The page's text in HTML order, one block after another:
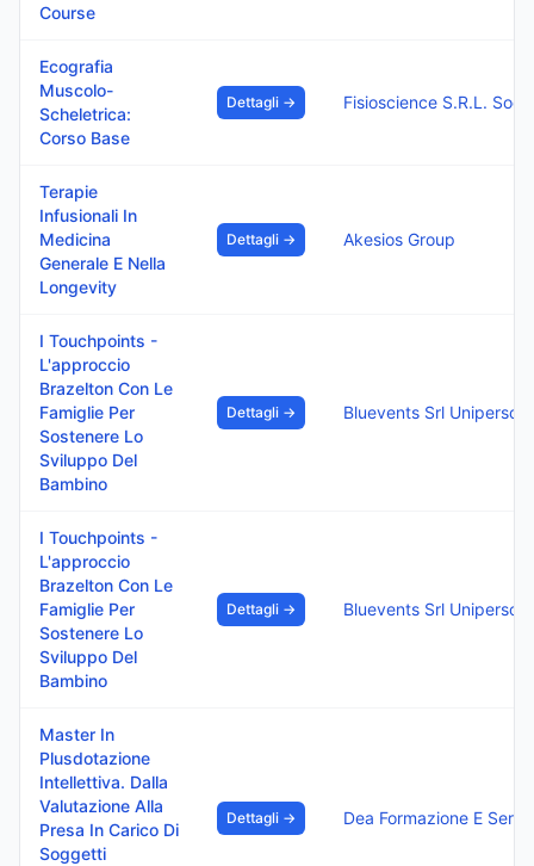
Course
Ecografia
Muscolo-
Scheletrica:
Corso Base
Dettagli →
Terapie
Infusionali In
Medicina
Generale E Nella
Longevity
Dettagli → Akesios Group
I Touchpoints -
L'approccio
Brazelton Con Le
Famiglie Per
Sostenere Lo
Sviluppo Del
Bambino
Dettagli →
I Touchpoints -
L'approccio
Brazelton Con Le
Famiglie Per
Sostenere Lo
Sviluppo Del
Bambino
Dettagli →
Master In
Plusdotazione
Intellettiva. Dalla
Valutazione Alla
Presa In Carico Di
Soggetti
Dettagli → Dea Formazione E